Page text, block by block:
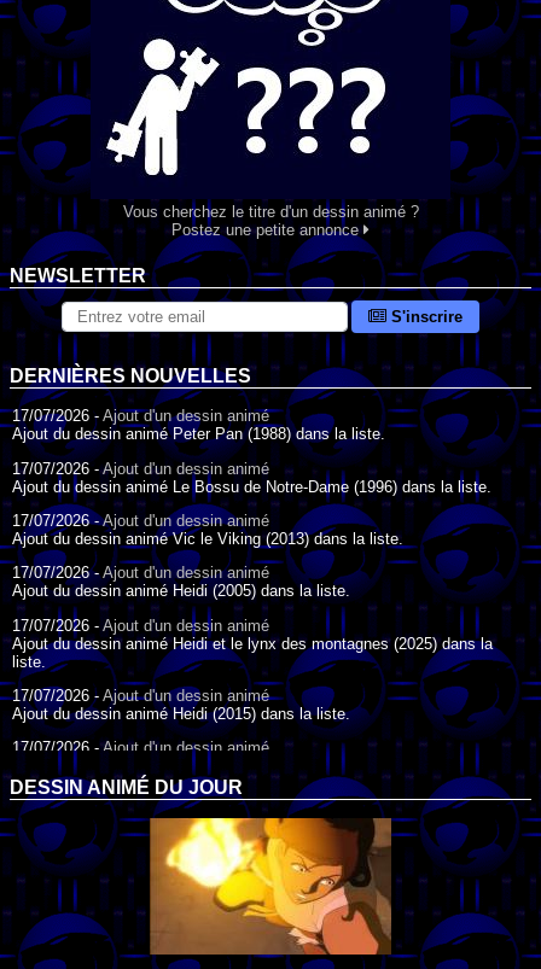
Vous cherchez le titre d'un dessin animé ?
Postez une petite annonce
NEWSLETTER
S'inscrire
DERNIÈRES NOUVELLES
17/07/2026 - Ajout d'un dessin animé
Ajout du dessin animé Peter Pan (1988) dans la liste.
17/07/2026 -Ajout d'un dessin animé
Ajout du dessin animé Le Bossu de Notre-Dame (1996) dans la liste.
17/07/2026 -Ajout d'un dessin animé
Ajout du dessin animé Vic le Viking (2013) dans la liste.
17/07/2026 -Ajout d'un dessin animé
Ajout du dessin animé Heidi (2005) dans la liste.
17/07/2026 - Ajout d'un dessin animé
Ajout du dessin animé Heidi et le lynx des montagnes (2025) dans la
liste.
17/07/2026 - Ajout d'un dessin animé
Ajout du dessin animé Heidi (2015) dans la liste.
17/07/2026 -Ajout d'un dessin animé
Ajout du dessin animé Heidi (1995) dans la liste.
09/07/2026 -Ajout d'un dessin animé
Ajout du dessin animé Genki l'Aventurier de la Chance (2006) dans la
liste.
04/07/2026 -
Ajout d'un dessin animé
Ajout du dessin animé Vilain Petit Canard (2000) dans la liste.
04/07/2026 - Ajout d'un dessin animé
Ajout du dessin animé Le Noël du vilain petit canard (2003) dans la liste.
DESSIN ANIMÉ DU JOUR